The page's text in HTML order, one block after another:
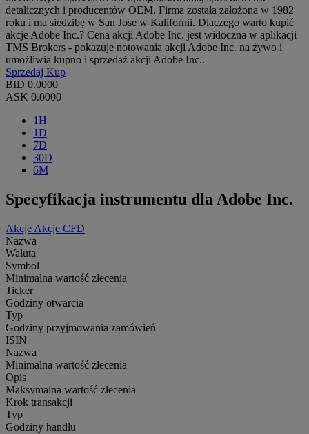
detalicznych i producentów OEM. Firma została założona w 1982
roku i ma siedzibę w San Jose w Kalifornii. Dlaczego warto kupić
akcje Adobe Inc.? Cena akcji Adobe Inc. jest widoczna w aplikacji
TMS Brokers - pokazuje notowania akcji Adobe Inc. na żywo i
umożliwia kupno i sprzedaż akcji Adobe Inc..
Sprzedaj Kup
BID 0.0000
ASK 0.0000
1H
1D
7D
30D
6M
Specyfikacja instrumentu dla Adobe Inc.
Akcje Akcje CFD
Nazwa
Waluta
Symbol
Minimalna wartość zlecenia
Ticker
Godziny otwarcia
Typ
Godziny przyjmowania zamówień
ISIN
Nazwa
Minimalna wartość zlecenia
Opis
Maksymalna wartość zlecenia
Krok transakcji
Typ
Godziny handlu